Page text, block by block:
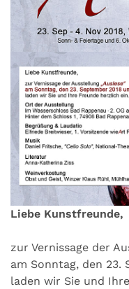
Liebe Kunstfreunde,
zur Vernissage der
am Sonntag, den 23.
laden wir Sie und